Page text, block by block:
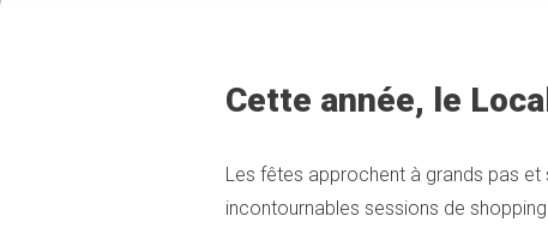
Cette année, le
Les fêtes approchent à grands pas et
incontournables sessions de